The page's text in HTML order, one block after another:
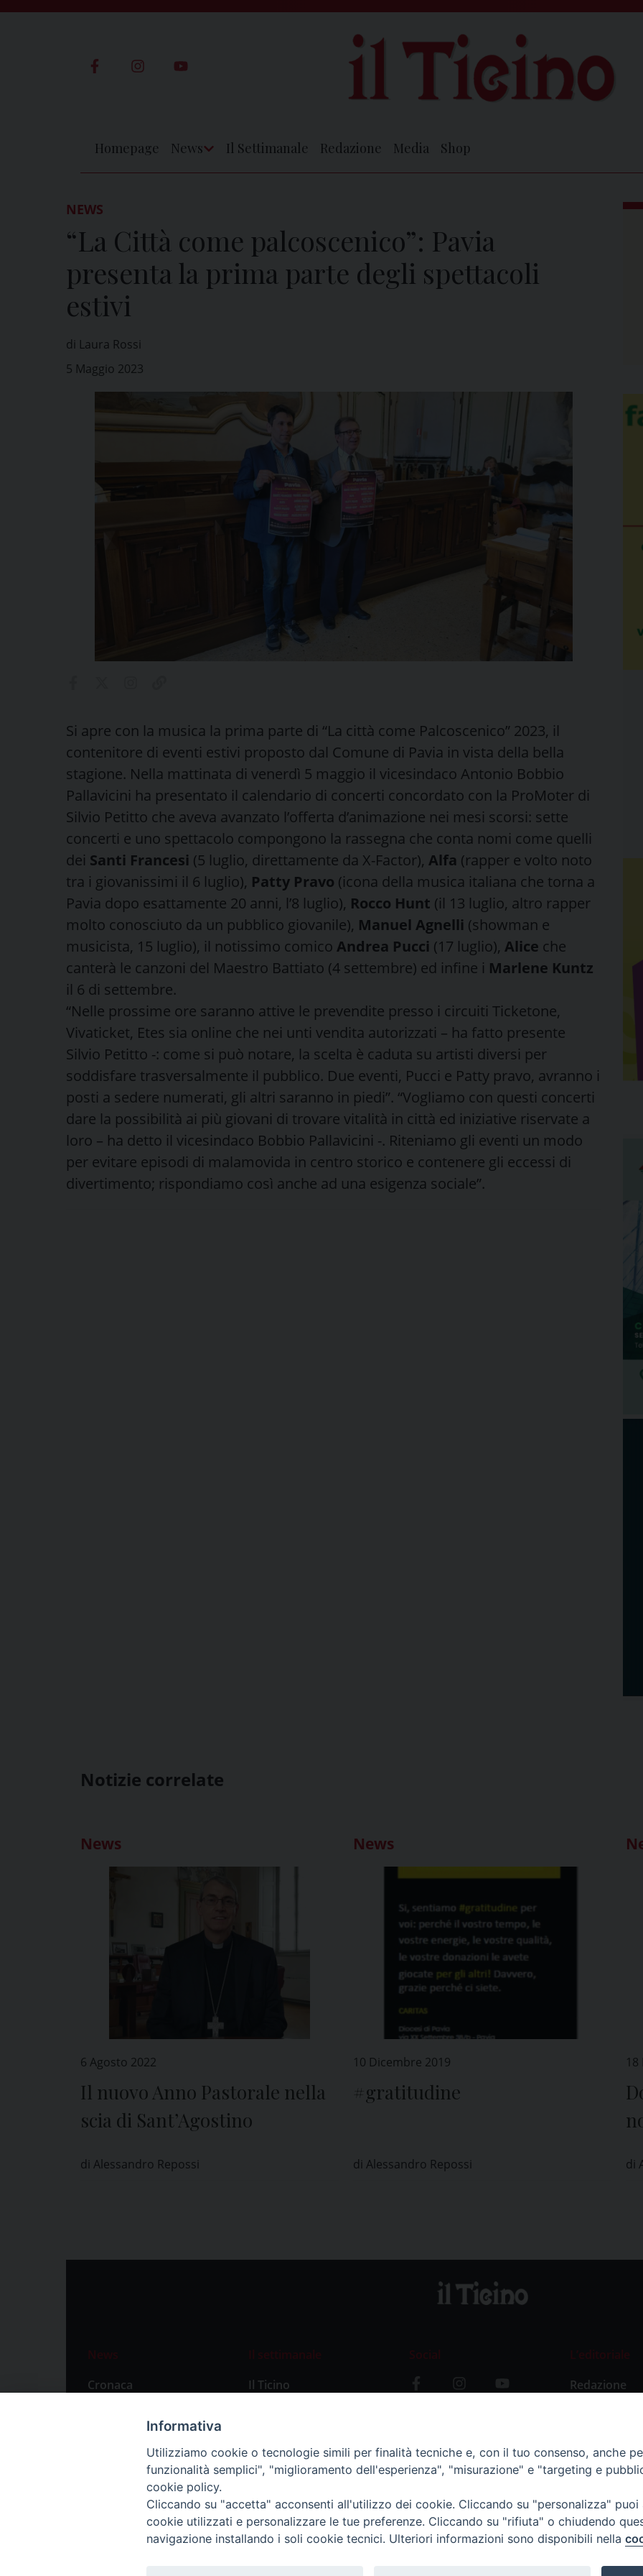
Homepage News Il Settimanale Redazione Media Shop
NEWS
“La Città come palcoscenico”: Pavia
presenta la prima parte degli spettacoli
estivi
di Laura Rossi
5 Maggio 2023
Si apre con la musica la prima parte di “La città come Palcoscenico” 2023, il
contenitore di eventi estivi proposto dal Comune di Pavia in vista della bella
stagione. Nella mattinata di venerdì 5 maggio il vicesindaco Antonio Bobbio
Pallavicini ha presentato il calendario di concerti concordato con la ProMoter di
Silvio Petitto che aveva avanzato l’offerta d’animazione nei mesi scorsi: sette
concerti e uno spettacolo compongono la rassegna che conta nomi come quelli
dei Santi Francesi (5 luglio, direttamente da X-Factor), Alfa (rapper e volto noto
tra i giovanissimi il 6 luglio), Patty Pravo (icona della musica italiana che torna a
Pavia dopo esattamente 20 anni, l’8 luglio), Rocco Hunt (il 13 luglio, altro rapper
molto conosciuto da un pubblico giovanile), Manuel Agnelli (showman e
musicista, 15 luglio), il notissimo comico Andrea Pucci (17 luglio), Alice che
canterà le canzoni del Maestro Battiato (4 settembre) ed infine i Marlene Kuntz
il 6 di settembre.
“Nelle prossime ore saranno attive le prevendite presso i circuiti Ticketone,
Vivaticket, Etes sia online che nei unti vendita autorizzati – ha fatto presente
Silvio Petitto -: come si può notare, la scelta è caduta su artisti diversi per
soddisfare trasversalmente il pubblico. Due eventi, Pucci e Patty pravo, avranno i
posti a sedere numerati, gli altri saranno in piedi”. “Vogliamo con questi concerti
dare la possibilità ai più giovani di trovare vitalità in città ed iniziative riservate a
loro – ha detto il vicesindaco Bobbio Pallavicini -. Riteniamo gli eventi un modo
per evitare episodi di malamovida in centro storico e contenere gli eccessi di
divertimento; rispondiamo così anche ad una esigenza sociale”.
Notizie correlate
News
6 Agosto 2022
Il nuovo Anno Pastorale nella
scia di Sant’Agostino
di Alessandro Repossi
News
10 Dicembre 2019
#gratitudine
di Alessandro Repossi di
News
Cronaca
Primo Piano
Il settimanale
Il Ticino
Social
L’editoriale
Redazione
Informativa
Utilizziamo cookie o tecnologie simili per finalità tecniche e, con il tuo consenso, anche
funzionalità semplici", "miglioramento dell'esperienza", "misurazione" e "targeting e
cookie policy.
Cliccando su "accetta" acconsenti all'utilizzo dei cookie. Cliccando su "personalizza"
cookie utilizzati e personalizzare le tue preferenze. Cliccando su "rifiuta" o chiudendo
navigazione installando i soli cookie tecnici. Ulteriori informazioni sono disponibili nella